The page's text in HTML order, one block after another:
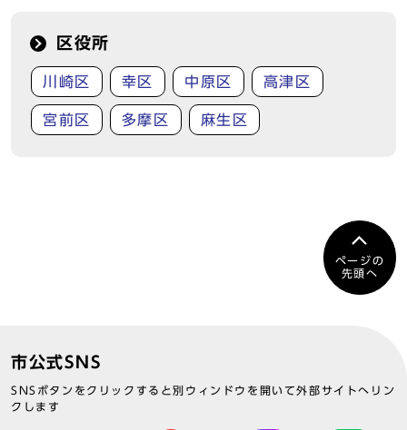
区役所
川崎区 幸区 中原区 高津区
宮前区 多摩区 麻生区
ページの
先頭へ
市公式SNS
SNSボタンをクリックすると別ウィンドウを開いて外部サイトへリン
クします